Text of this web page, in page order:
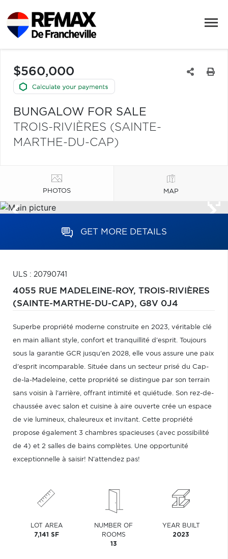
$560,000
BUNGALOW FOR SALE
TROIS-RIVIÈRES (SAINTE-
MARTHE-DU-CAP)
PHOTOS MAP
GET MORE DETAILS
ULS : 20790741
4055 RUE MADELEINE-ROY, TROIS-RIVIÈRES
(SAINTE-MARTHE-DU-CAP), G8V 0J4
Superbe propriété moderne construite en 2023, véritable clé
en main alliant style, confort et tranquillité d'esprit. Toujours
sous la garantie GCR jusqu'en 2028, elle vous assure une paix
d'esprit incomparable. Située dans un secteur prisé du Cap-
de-la-Madeleine, cette propriété se distingue par son terrain
sans voisin à l'arrière, offrant intimité et quiétude. Son rez-de-
chaussée avec salon et cuisine à aire ouverte crée un espace
de vie lumineux, chaleureux et invitant. Cette propriété
propose également 3 chambres spacieuses (avec possibilité
de 4) et 2 salles de bains complètes. Une opportunité
exceptionnelle à saisir! N'attendez pas!
LOT AREA
7,141 SF
NUMBER OF
ROOMS
13
YEAR BUILT
2023